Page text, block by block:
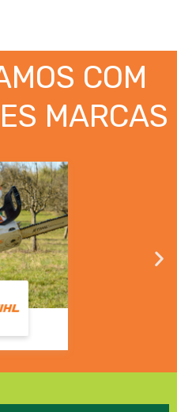
COM
MARCAS